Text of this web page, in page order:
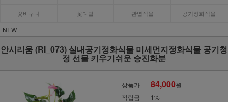
꽃바구니 꽃다발 관엽식물 공기정화식물
NEW
안시리움 (RI_073) 실내공기정화식물 미세먼지정화식물 공기청
정 선물 키우기쉬운 승진화분
상품가 84,000원
적립금
1%